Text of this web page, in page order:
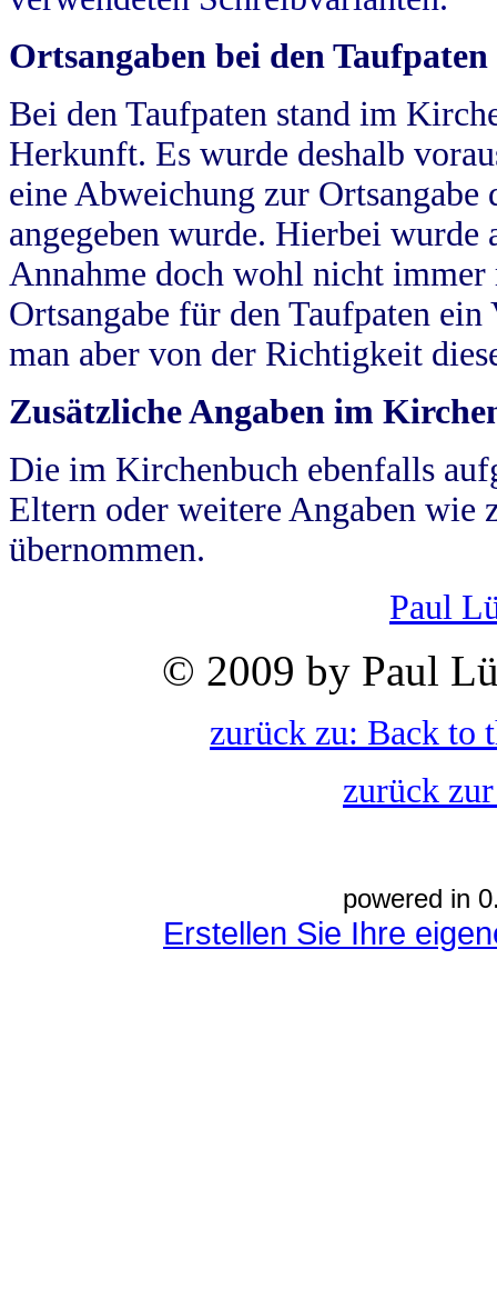
Ortsangaben bei den Taufpaten
Bei den Taufpaten stand im
Herkunft. Es wurde deshalb
eine Abweichung zur
angegeben wurde. Hierbei wurde
Annahme doch wohl nicht
Ortsangabe für den Taufpaten
man aber von der Richtigkeit
Zusätzliche Angaben im
Die im Kirchenbuch ebenfalls
Eltern oder weitere Angaben wie
übernommen.
Paul
© 2009 by Paul
zurück zu: Back to
zurück
powered in
Erstellen Sie Ihre